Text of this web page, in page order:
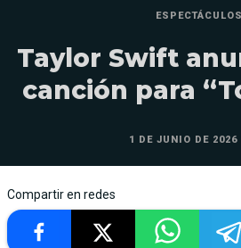
ESPECTÁCULOS
Taylor Swift
canción para
1 DE JUNIO DE 2026
Compartir en redes